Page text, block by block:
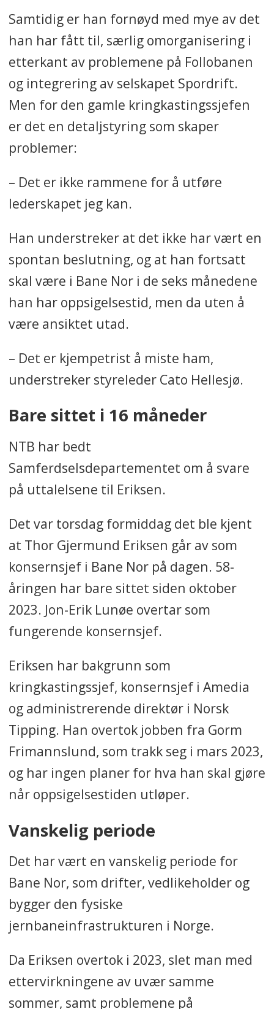
Samtidig er han fornøyd med mye av det
han har fått til, særlig omorganisering i
etterkant av problemene på Follobanen
og integrering av selskapet Spordrift.
Men for den gamle kringkastingssjefen
er det en detaljstyring som skaper
problemer:
– Det er ikke rammene for å utføre
lederskapet jeg kan.
Han understreker at det ikke har vært en
spontan beslutning, og at han fortsatt
skal være i Bane Nor i de seks månedene
han har oppsigelsestid, men da uten å
være ansiktet utad.
– Det er kjempetrist å miste ham,
understreker styreleder Cato Hellesjø.
Bare sittet i 16 måneder
NTB har bedt
Samferdselsdepartementet om å svare
på uttalelsene til Eriksen.
Det var torsdag formiddag det ble kjent
at Thor Gjermund Eriksen går av som
konsernsjef i Bane Nor på dagen. 58-
åringen har bare sittet siden oktober
2023. Jon-Erik Lunøe overtar som
fungerende konsernsjef.
Eriksen har bakgrunn som
kringkastingssjef, konsernsjef i Amedia
og administrerende direktør i Norsk
Tipping. Han overtok jobben fra Gorm
Frimannslund, som trakk seg i mars 2023,
og har ingen planer for hva han skal gjøre
når oppsigelsestiden utløper.
Vanskelig periode
Det har vært en vanskelig periode for
Bane Nor, som drifter, vedlikeholder og
bygger den fysiske
jernbaneinfrastrukturen i Norge.
Da Eriksen overtok i 2023, slet man med
ettervirkningene av uvær samme
sommer, samt problemene på